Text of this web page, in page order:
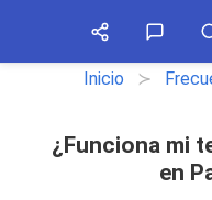
Honor X40 GT llegará
8:24:20 10/10/2022
Inicio
¿Funciona mi
en
Secciones